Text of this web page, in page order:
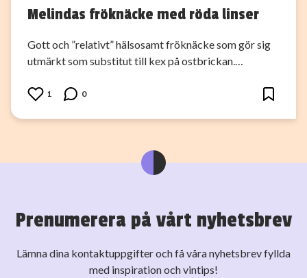
Melindas fröknäcke med röda linser
Gott och ”relativt” hälsosamt fröknäcke som gör sig
utmärkt som substitut till kex på ostbrickan.…
1 0
Prenumerera på vårt nyhetsbrev
Lämna dina kontaktuppgifter och få våra nyhetsbrev fyllda
med inspiration och vintips!